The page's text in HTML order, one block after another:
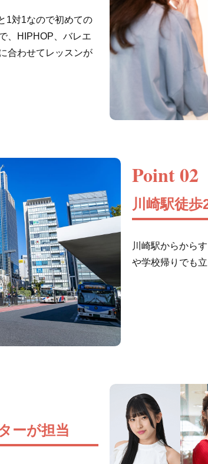
1対1なので初めての
、HIPHOP、バレエ
合わせてレッスンが
Point 02
川崎駅徒歩
川崎駅からから
や学校帰りでも
ーが担当